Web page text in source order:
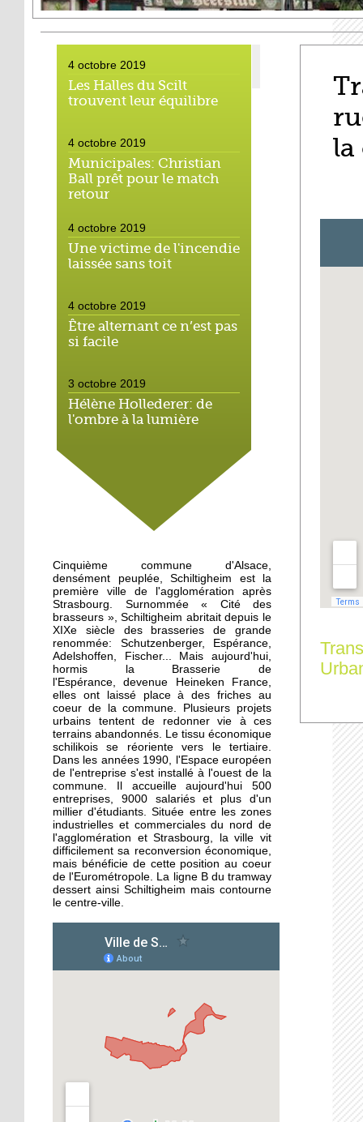
4 octobre 2019
Les Halles du Scilt
trouvent leur équilibre
4 octobre 2019
Municipales: Christian
Ball prêt pour le match
retour
4 octobre 2019
Une victime de l'incendie
laissée sans toit
4 octobre 2019
Être alternant ce n’est pas
si facile
3 octobre 2019
Hélène Hollederer: de
l'ombre à la lumière
3 octobre 2019
Dernières répétitions
pour Tartine Reverdy
Appel à une
manifestation des
cyclistes
2 octobre 2019
Une trentaine de
personnes réunies contre
la misère
1 octobre 2019
«Ce carrefour est hyper
dangereux»
1 octobre 2019
Le guide gourmand
peine à s'imposer
1 octobre 2019
Tous au Théâtre alsacien
de Schiltigheim !
30 septembre 2019
Grand déstockage chez
30 septembre 2019
Hélène Hollederer, de
LREM, en campagne
Cinquième commune d'Alsace,
densément peuplée, Schiltigheim est la
première ville de l'agglomération après
Strasbourg. Surnommée « Cité des
brasseurs », Schiltigheim abritait depuis le
XIXe siècle des brasseries de grande
renommée: Schutzenberger, Espérance,
Adelshoffen, Fischer... Mais aujourd'hui,
hormis la Brasserie de
l'Espérance, devenue Heineken France,
elles ont laissé place à des friches au
coeur de la commune. Plusieurs projets
urbains tentent de redonner vie à ces
terrains abandonnés. Le tissu économique
schilikois se réoriente vers le tertiaire.
Dans les années 1990, l'Espace européen
de l'entreprise s'est installé à l'ouest de la
commune. Il accueille aujourd'hui 500
entreprises, 9000 salariés et plus d'un
millier d'étudiants. Située entre les zones
industrielles et commerciales du nord de
l'agglomération et Strasbourg, la ville vit
difficilement sa reconversion économique,
mais bénéficie de cette position au coeur
de l'Eurométropole. La ligne B du tramway
dessert ainsi Schiltigheim mais contourne
le centre-ville.
la